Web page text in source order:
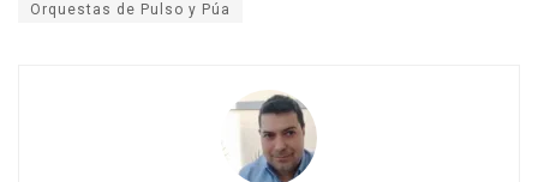
Orquestas de Pulso y Púa